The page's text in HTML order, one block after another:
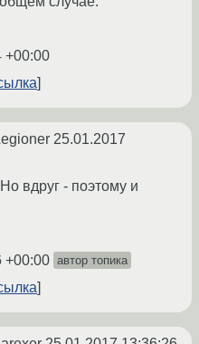
+00:00
25.01.2017
вдруг - поэтому и
+00:00 автор топика